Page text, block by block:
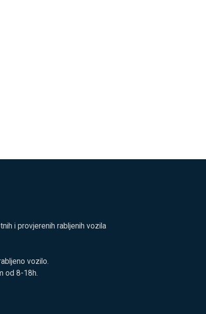
i provjerenih rabljenih vozila
vozilo.
od 8-18h.